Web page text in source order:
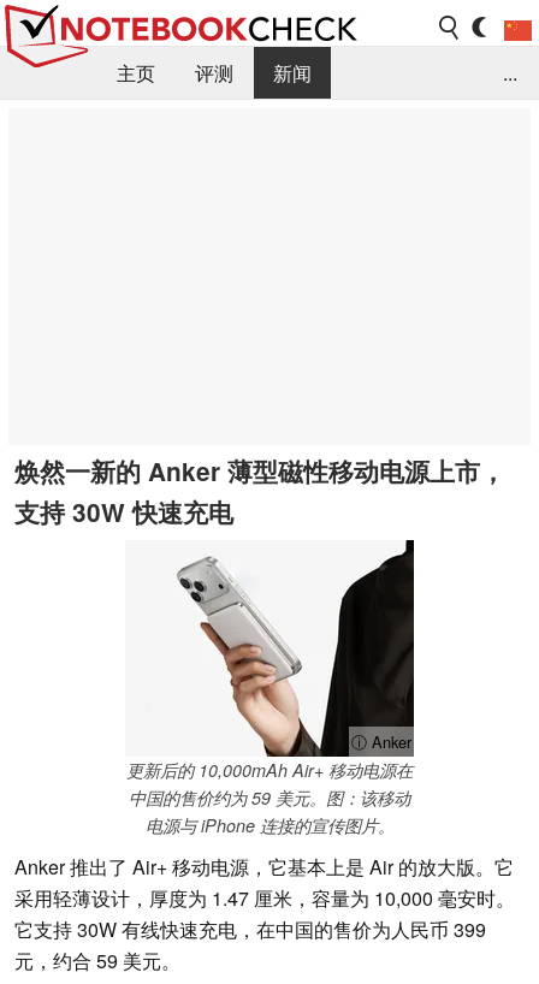
主页 评测
新闻
...
焕然一新的 Anker 薄型磁性移动电源上市，
支持 30W 快速充电
ⓘ Anker
更新后的 10,000mAh Air+ 移动电源在
中国的售价约为 59 美元。图：该移动
电源与 iPhone 连接的宣传图片。
Anker 推出了 Air+ 移动电源，它基本上是 Air 的放大版。它
采用轻薄设计，厚度为 1.47 厘米，容量为 10,000 毫安时。
它支持 30W 有线快速充电，在中国的售价为人民币 399
元，约合 59 美元。